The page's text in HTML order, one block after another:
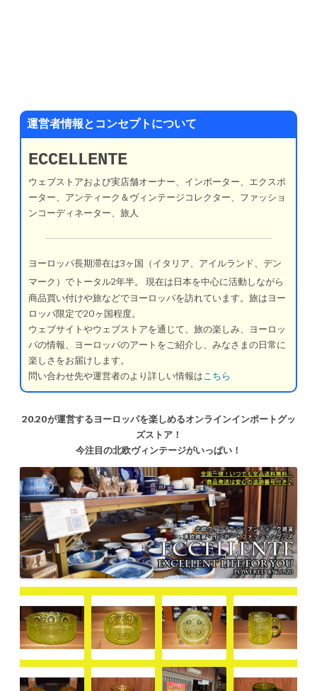
運営者情報とコンセプトについて
ECCELLENTE
ウェブストアおよび実店舗オーナー、インポーター、エクスポ
ーター、アンティーク＆ヴィンテージコレクター、ファッショ
ンコーディネーター、旅人
ヨーロッパ長期滞在は3ヶ国（イタリア、アイルランド、デン
マーク）でトータル2年半。
現在は日本を中心に活動しながら
商品買い付けや旅などでヨーロッパを訪れています。旅はヨー
ロッパ限定で20ヶ国程度。
ウェブサイトやウェブストアを通じて、旅の楽しみ、ヨーロッ
パの情報、ヨーロッパのアートをご紹介し、みなさまの日常に
楽しさをお届けします。
問い合わせ先や運営者のより詳しい情報はこちら
20.20が運営するヨーロッパを楽しめるオンラインインポートグッ
ズストア！
今注目の北欧ヴィンテージがいっぱい！